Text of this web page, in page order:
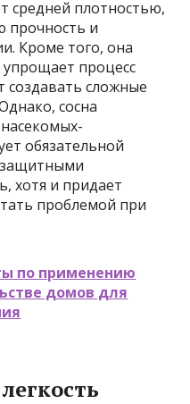
средней плотностью,
прочность и
Кроме того, она
упрощает процесс
создавать сложные
сосна
обязательной
хотя и придает
проблемой при
по применению
домов для